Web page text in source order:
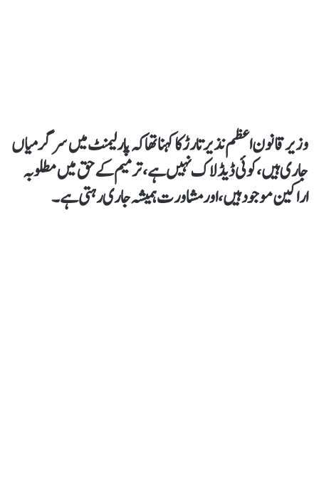
وزیر قانون اعظم نذیر تارڑ کا کہنا تھا کہ پارلیمنٹ میں سرگرمیاں
جاری ہیں، کوئی ڈیڈ لاک نہیں ہے، ترمیم کے حق میں مطلوبہ
اراکین موجود ہیں، اور مشاورت ہمیشہ جاری رہتی ہے۔